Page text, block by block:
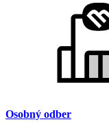
Osobný odber